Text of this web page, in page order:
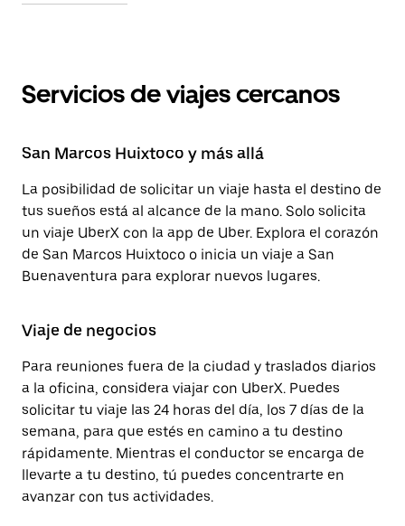
Servicios de viajes cercanos
San Marcos Huixtoco y más allá
La posibilidad de solicitar un viaje hasta el destino de
tus sueños está al alcance de la mano. Solo solicita
un viaje UberX con la app de Uber. Explora el corazón
de San Marcos Huixtoco o inicia un viaje a San
Buenaventura para explorar nuevos lugares.
Viaje de negocios
Para reuniones fuera de la ciudad y traslados diarios
a la oficina, considera viajar con UberX. Puedes
solicitar tu viaje las 24 horas del día, los 7 días de la
semana, para que estés en camino a tu destino
rápidamente. Mientras el conductor se encarga de
llevarte a tu destino, tú puedes concentrarte en
avanzar con tus actividades.